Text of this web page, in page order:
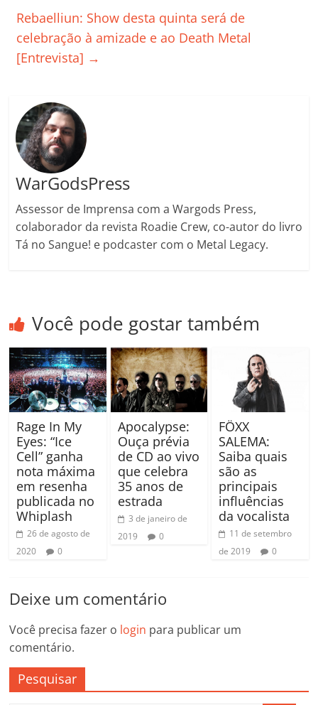
o
k
p a
ss
k h
ar
Rebaelliun: Show desta quinta será de
celebração à amizade e ao Death Metal
[Entrevista] →
WarGodsPress
Assessor de Imprensa com a Wargods Press,
colaborador da revista Roadie Crew, co-autor do livro
Tá no Sangue! e podcaster com o Metal Legacy.
Você pode gostar também
Rage In My
Eyes: “Ice
Cell” ganha
nota máxima
em resenha
publicada no
Whiplash
26 de agosto de
2020
0
Apocalypse:
Ouça prévia
de CD ao vivo
que celebra
35 anos de
estrada
3 de janeiro de
2019
0
FÖXX
SALEMA:
Saiba quais
são as
principais
influências
da vocalista
11 de setembro
de 2019
0
Deixe um comentário
Você precisa fazer o login para publicar um
comentário.
Pesquisar